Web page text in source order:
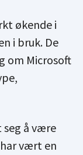
økende i
i bruk. De
om Microsoft
seg å være
vært en